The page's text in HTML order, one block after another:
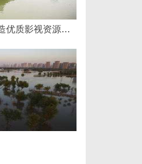
深入解析蚂蚁影视：打造优质影视资源新平台